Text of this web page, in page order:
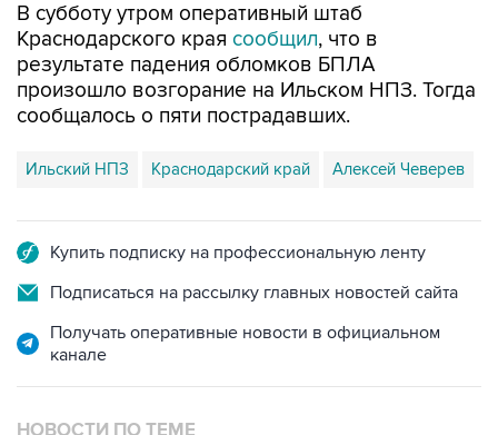
В субботу утром оперативный штаб
Краснодарского края сообщил, что в
результате падения обломков БПЛА
произошло возгорание на Ильском НПЗ. Тогда
сообщалось о пяти пострадавших.
Ильский НПЗ Краснодарский край Алексей Чеверев
Купить подписку на профессиональную ленту
Подписаться на рассылку главных новостей сайта
Получать оперативные новости в официальном
канале
НОВОСТИ ПО ТЕМЕ